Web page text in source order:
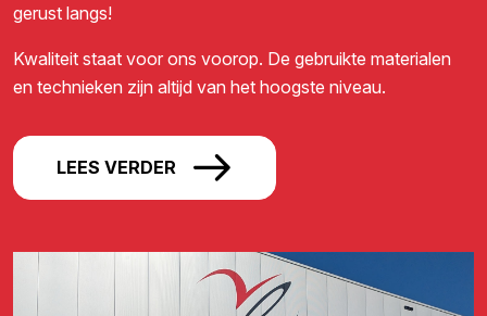
gerust langs!
Kwaliteit staat voor ons voorop. De gebruikte materialen
en technieken zijn altijd van het hoogste niveau.
LEES VERDER